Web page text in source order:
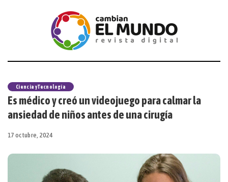
Ciencia y Tecnología
Es médico y creó un videojuego para calmar la
ansiedad de niños antes de una cirugía
17 octubre, 2024